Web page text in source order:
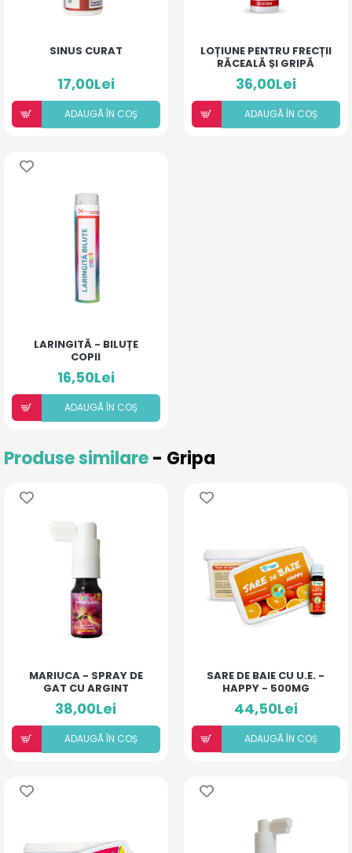
SINUS CURAT
17,00Lei
ADAUGÃ ÎN COȘ
LOȚIUNE PENTRU FRECȚII
RĂCEALĂ ȘI GRIPĂ
36,00Lei
ADAUGÃ ÎN COȘ
LARINGITĂ - BILUȚE
COPII
16,50Lei
ADAUGÃ ÎN COȘ
Produse similare- Gripa
MARIUCA - SPRAY DE
GAT CU ARGINT
COLOIDAL SI
ANTIBIOTIC - COMPLEX
- 10 ML
38,00Lei
ADAUGÃ ÎN COȘ
SARE DE BAIE CU U.E. -
HAPPY - 500MG
44,50Lei
ADAUGÃ ÎN COȘ